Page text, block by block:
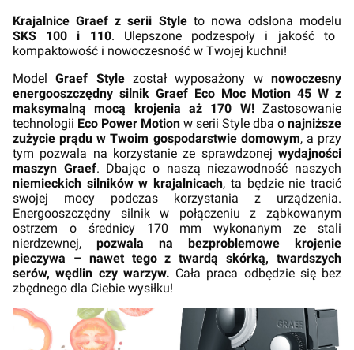
Krajalnice Graef z serii Style to nowa odsłona modelu
SKS 100 i 110. Ulepszone podzespoły i jakość to
kompaktowość i nowoczesność w Twojej kuchni!
ModelGraef Stylezostał wyposażony wnowoczesny
energooszczędny silnik Graef Eco Moc Motion 45 W z
maksymalną mocą krojenia aż 170 W!Zastosowanie
technologii Eco Power Motion w serii Style dba o najniższe
zużycie prądu w Twoim gospodarstwie domowym, a przy
tym pozwala na korzystanie ze sprawdzonej wydajności
maszyn Graef. Dbając o naszą niezawodność naszych
niemieckich silników w krajalnicach, ta będzie nie tracić
swojej mocy podczas korzystania z urządzenia.
Energooszczędny silnik w połączeniu z ząbkowanym
ostrzem o średnicy 170 mm wykonanym ze stali
nierdzewnej, pozwala na bezproblemowe krojenie
pieczywa – nawet tego z twardą skórką, twardszych
serów, wędlin czy warzyw. Cała praca odbędzie się bez
zbędnego dla Ciebie wysiłku!